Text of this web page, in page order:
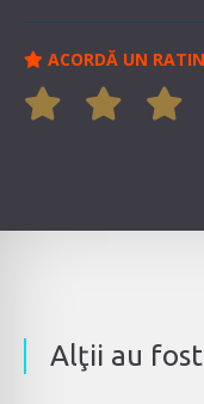
ACORDĂ UN
Alţii au